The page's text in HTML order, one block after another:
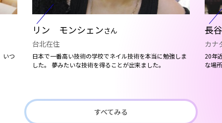
つ
リン モンシェンさん
台北在住
日本で一番高い技術の学校でネイル技術を本当に勉強しま
した。 夢みたいな技術を得ることが出来ました。
長
カナ
20年
な場
すべてみる